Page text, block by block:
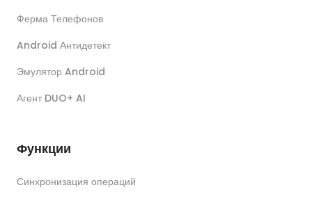
Ферма Телефонов
Android Антидетект
Эмулятор Android
Агент DUO+ AI
Функции
Синхронизация операций